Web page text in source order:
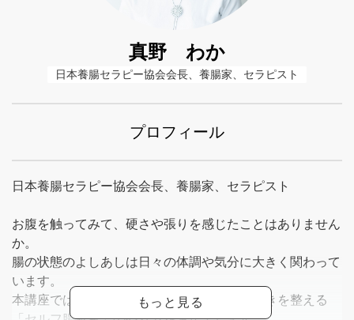
真野 わか
日本養腸セラピー協会会長、養腸家、セラピスト
プロフィール
日本養腸セラピー協会会長、養腸家、セラピスト
お腹を触ってみて、硬さや張りを感じたことはありません
か。
腸の状態のよしあしは日々の体調や気分に大きく関わって
います。
本講座では、お腹をやさしくほぐして腸の働きを整える